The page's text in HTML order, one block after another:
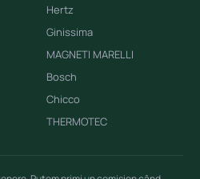
Hertz
Ginissima
MAGNETI MARELLI
Bosch
Chicco
THERMOTEC